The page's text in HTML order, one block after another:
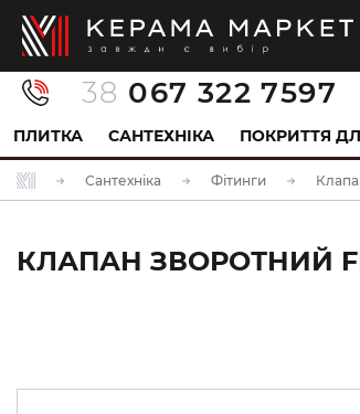
38 067 322 7597
ПЛИТКА САНТЕХНІКА ПОКРИТТЯ
Сантехніка Фітинги
КЛАПАН ЗВОРОТНИЙ